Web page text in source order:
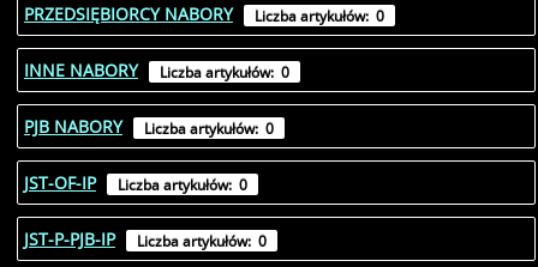
PRZEDSIĘBIORCY NABORY Liczba artykułów: 0
INNE NABORY Liczba artykułów: 0
PJB NABORY Liczba artykułów: 0
JST-OF-IP Liczba artykułów: 0
JST-P-PJB-IP Liczba artykułów: 0